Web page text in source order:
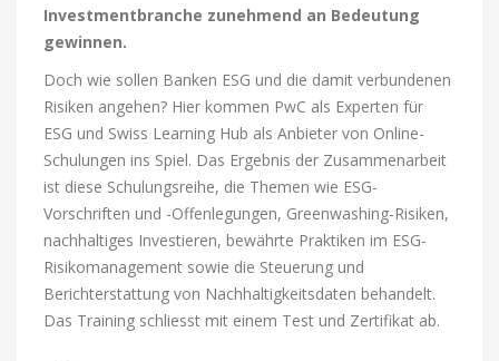
Investmentbranche zunehmend an Bedeutung
gewinnen.
Doch wie sollen Banken ESG und die damit verbundenen
Risiken angehen? Hier kommen PwC als Experten für
ESG und Swiss Learning Hub als Anbieter von Online-
Schulungen ins Spiel. Das Ergebnis der Zusammenarbeit
ist diese Schulungsreihe, die Themen wie ESG-
Vorschriften und -Offenlegungen, Greenwashing-Risiken,
nachhaltiges Investieren, bewährte Praktiken im ESG-
Risikomanagement sowie die Steuerung und
Berichterstattung von Nachhaltigkeitsdaten behandelt.
Das Training schliesst mit einem Test und Zertifikat ab.